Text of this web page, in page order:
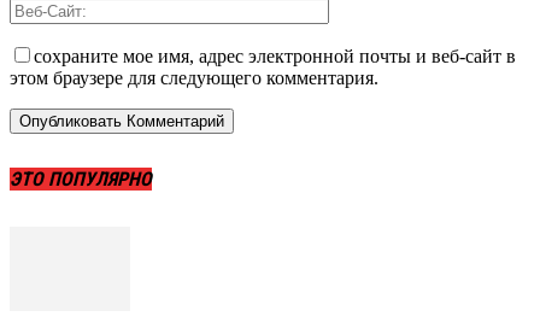
сохраните мое имя, адрес электронной почты и веб-сайт в
этом браузере для следующего комментария.
ЭТО ПОПУЛЯРНО